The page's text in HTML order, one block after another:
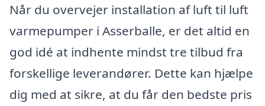
Når du overvejer installation af luft til luft
varmepumper i Asserballe, er det altid en
god idé at indhente mindst tre tilbud fra
forskellige leverandører. Dette kan hjælpe
dig med at sikre, at du får den bedste pris